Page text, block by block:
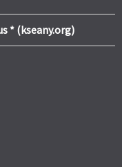
* (kseany.org)